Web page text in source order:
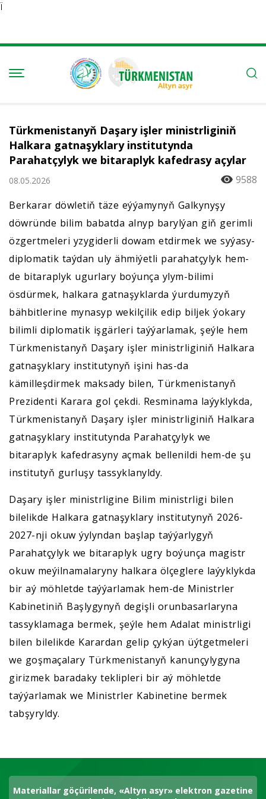
Ï
Türkmenistanyň Daşary işler ministrliginiň
Halkara gatnaşyklary institutynda
Parahatçylyk we bitaraplyk kafedrasy açylar
08.05.2026
9588
Berkarar döwletiň täze eýýamynyň Galkynyşy
döwründe bilim babatda alnyp barylýan giň gerimli
özgertmeleri yzygiderli dowam etdirmek we syýasy-
diplomatik taýdan uly ähmiýetli parahatçylyk hem-
de bitaraplyk ugurlary boýunça ylym-bilimi
ösdürmek, halkara gatnaşyklarda ýurdumyzyň
bähbitlerine mynasyp wekilçilik edip biljek ýokary
bilimli diplomatik işgärleri taýýarlamak, şeýle hem
Türkmenistanyň Daşary işler ministrliginiň Halkara
gatnaşyklary institutynyň işini has-da
kämilleşdirmek maksady bilen, Türkmenistanyň
Prezidenti Karara gol çekdi. Resminama laýyklykda,
Türkmenistanyň Daşary işler ministrliginiň Halkara
gatnaşyklary institutynda Parahatçylyk we
bitaraplyk kafedrasyny açmak bellenildi hem-de şu
institutyň gurluşy tassyklanyldy.
Daşary işler ministrligine Bilim ministrligi bilen
bilelikde Halkara gatnaşyklary institutynyň 2026-
2027-nji okuw ýylyndan başlap taýýarlygyň
Parahatçylyk we bitaraplyk ugry boýunça magistr
okuw meýilnamalaryny halkara ölçeglere laýyklykda
bir aý möhletde taýýarlamak hem-de Ministrler
Kabinetiniň Başlygynyň degişli orunbasarlaryna
tassyklamaga bermek, şeýle hem Adalat ministrligi
bilen bilelikde Karardan gelip çykýan üýtgetmeleri
we goşmaçalary Türkmenistanyň kanunçylygyna
girizmek baradaky teklipleri bir aý möhletde
taýýarlamak we Ministrler Kabinetine bermek
tabşyryldy.
Materiallar göçürilende, «Altyn asyr» elektron gazetine